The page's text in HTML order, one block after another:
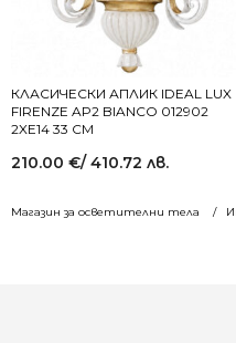
Магазин за осветителни тела
КЛАСИЧЕСКИ АПЛИК IDEAL LUX
FIRENZE AP2 BIANCO 012902
2XE14 33 СМ
210.00 €/ 410.72 лв.